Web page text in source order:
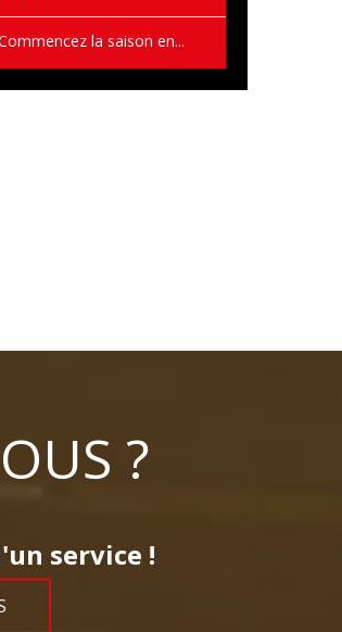
la saison en...
?
service !